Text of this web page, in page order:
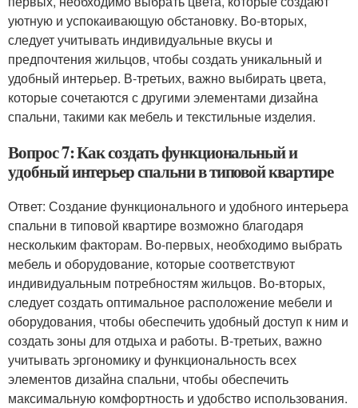
уютную и успокаивающую обстановку. Во-вторых,
следует учитывать индивидуальные вкусы и
предпочтения жильцов, чтобы создать уникальный и
удобный интерьер. В-третьих, важно выбирать цвета,
которые сочетаются с другими элементами дизайна
спальни, такими как мебель и текстильные изделия.
Вопрос 7: Как создать функциональный и
удобный интерьер спальни в типовой квартире
Ответ: Создание функционального и удобного интерьера
спальни в типовой квартире возможно благодаря
нескольким факторам. Во-первых, необходимо выбрать
мебель и оборудование, которые соответствуют
индивидуальным потребностям жильцов. Во-вторых,
следует создать оптимальное расположение мебели и
оборудования, чтобы обеспечить удобный доступ к ним и
создать зоны для отдыха и работы. В-третьих, важно
учитывать эргономику и функциональность всех
элементов дизайна спальни, чтобы обеспечить
максимальную комфортность и удобство использования.